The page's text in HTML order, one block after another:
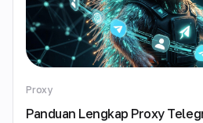
Proxy
Panduan Lengkap Proxy